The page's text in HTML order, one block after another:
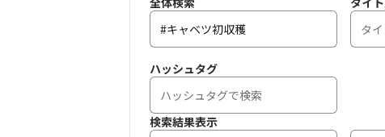
ハッシュタグ
検索結果表示